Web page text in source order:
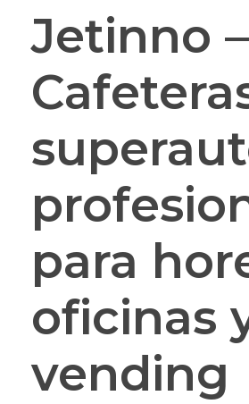
Jetinno –
para
oficinas
vending